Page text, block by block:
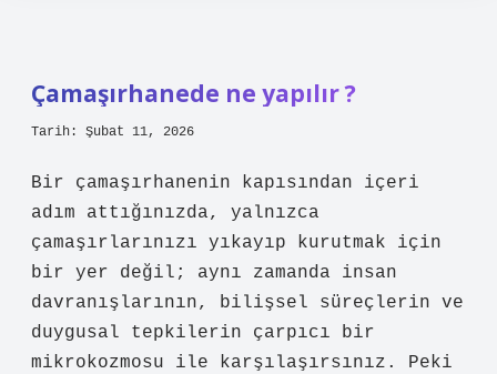
Çamaşırhanede ne yapılır ?
Tarih: Şubat 11, 2026
Bir çamaşırhanenin kapısından içeri
adım attığınızda, yalnızca
çamaşırlarınızı yıkayıp kurutmak için
bir yer değil; aynı zamanda insan
davranışlarının, bilişsel süreçlerin ve
duygusal tepkilerin çarpıcı bir
mikrokozmosu ile karşılaşırsınız. Peki